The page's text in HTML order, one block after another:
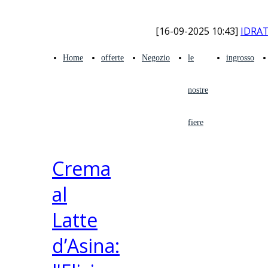
[16-09-2025 10:43]
Home offerte Negozio le
nostre
fiere
ingrosso
Crema
al
Latte
d’Asina: